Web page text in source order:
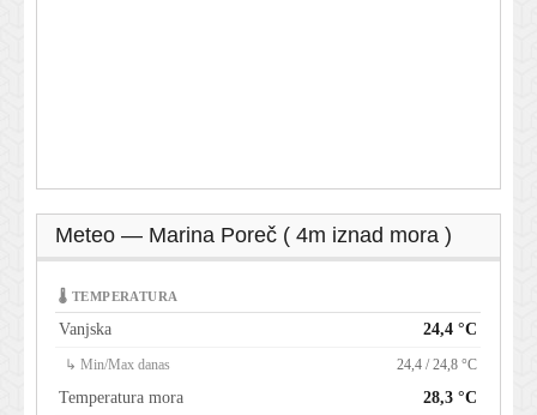
Meteo — Marina Poreč ( 4m iznad mora )
🌡 TEMPERATURA
Vanjska 24,4 °C
↳ Min/Max danas 24,4 / 24,8 °C
Temperatura mora 28,3 °C